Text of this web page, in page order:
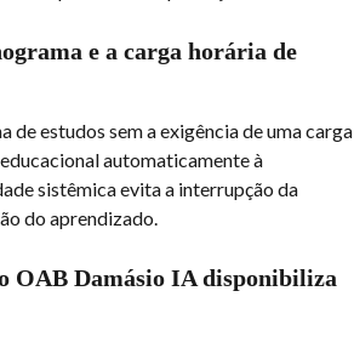
e a carga horária de
estudos sem a exigência de uma carga
automaticamente à
sistêmica evita a interrupção da
do aprendizado.
OAB Damásio IA disponibiliza